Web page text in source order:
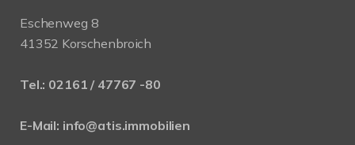
Eschenweg 8
41352 Korschenbroich
Tel.: 02161 / 47767 -80
E-Mail: info@atis.immobilien